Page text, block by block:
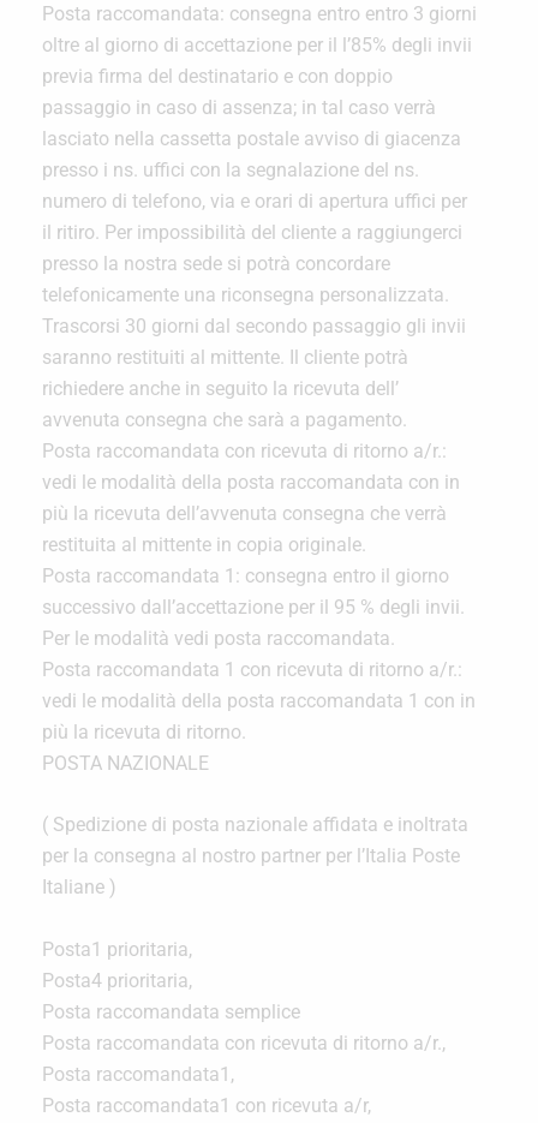
Posta raccomandata: consegna entro entro 3 giorni
oltre al giorno di accettazione per il l’85% degli invii
previa firma del destinatario e con doppio
passaggio in caso di assenza; in tal caso verrà
lasciato nella cassetta postale avviso di giacenza
presso i ns. uffici con la segnalazione del ns.
numero di telefono, via e orari di apertura uffici per
il ritiro. Per impossibilità del cliente a raggiungerci
presso la nostra sede si potrà concordare
telefonicamente una riconsegna personalizzata.
Trascorsi 30 giorni dal secondo passaggio gli invii
saranno restituiti al mittente. Il cliente potrà
richiedere anche in seguito la ricevuta dell’
avvenuta consegna che sarà a pagamento.
Posta raccomandata con ricevuta di ritorno a/r.:
vedi le modalità della posta raccomandata con in
più la ricevuta dell’avvenuta consegna che verrà
restituita al mittente in copia originale.
Posta raccomandata 1: consegna entro il giorno
successivo dall’accettazione per il 95 % degli invii.
Per le modalità vedi posta raccomandata.
Posta raccomandata 1 con ricevuta di ritorno a/r.:
vedi le modalità della posta raccomandata 1 con in
più la ricevuta di ritorno.
POSTA NAZIONALE
( Spedizione di posta nazionale affidata e inoltrata
per la consegna al nostro partner per l’Italia Poste
Italiane )
Posta1 prioritaria,
Posta4 prioritaria,
Posta raccomandata semplice
Posta raccomandata con ricevuta di ritorno a/r.,
Posta raccomandata1,
Posta raccomandata1 con ricevuta a/r,